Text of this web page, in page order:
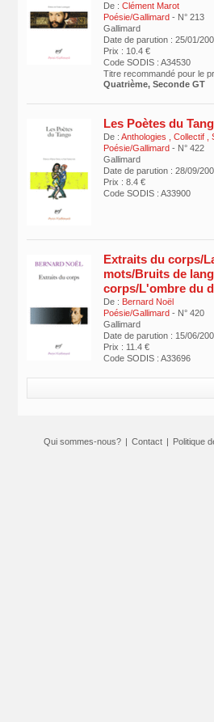
De : Clément Marot
Poésie/Gallimard - N° 213
Gallimard
Date de parution : 25/01/
Prix : 10.4 €
Code SODIS : A34530
Titre recommandé pour le
Quatrième, Seconde GT
Les Poètes du
De : Anthologies , Collectif ,
Poésie/Gallimard - N° 422
Gallimard
Date de parution : 28/09/
Prix : 8.4 €
Code SODIS : A33900
Extraits du corps/
mots/Bruits de
corps/L'ombre du
De : Bernard Noël
Poésie/Gallimard - N° 420
Gallimard
Date de parution : 15/06/
Prix : 11.4 €
Code SODIS : A33696
Qui sommes-nous? | Contact | Politique